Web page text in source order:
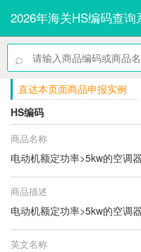
2026年海关HS编码查询
⌕
直达本页面商品申报实例
HS编码
商品名称
电动机额定功率>5kw的空调
商品描述
电动机额定功率>5kw的空调
英文名称